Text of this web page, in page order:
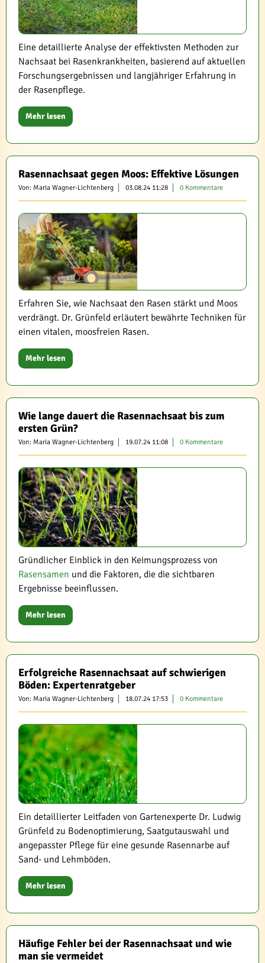
Eine detaillierte Analyse der effektivsten Methoden zur
Nachsaat bei Rasenkrankheiten, basierend auf aktuellen
Forschungsergebnissen und langjähriger Erfahrung in
der Rasenpflege.
Mehr lesen
Rasennachsaat gegen Moos: Effektive Lösungen
Von: Maria Wagner-Lichtenberg 03.08.24 11:28 0 Kommentare
Erfahren Sie, wie Nachsaat den Rasen stärkt und Moos
verdrängt. Dr. Grünfeld erläutert bewährte Techniken für
einen vitalen, moosfreien Rasen.
Mehr lesen
Wie lange dauert die Rasennachsaat bis zum
ersten Grün?
Von: Maria Wagner-Lichtenberg 19.07.24 11:08 0 Kommentare
Gründlicher Einblick in den Keimungsprozess von
Rasensamen und die Faktoren, die die sichtbaren
Ergebnisse beeinflussen.
Mehr lesen
Erfolgreiche Rasennachsaat auf schwierigen
Böden: Expertenratgeber
Von: Maria Wagner-Lichtenberg 18.07.24 17:53 0 Kommentare
Ein detaillierter Leitfaden von Gartenexperte Dr. Ludwig
Grünfeld zu Bodenoptimierung, Saatgutauswahl und
angepasster Pflege für eine gesunde Rasennarbe auf
Sand- und Lehmböden.
Mehr lesen
Häufige Fehler bei der Rasennachsaat und wie
man sie vermeidet